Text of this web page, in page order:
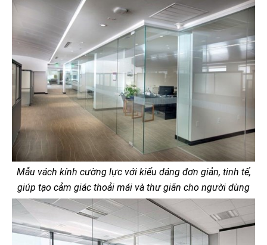
Mẫu vách kính cường lực với kiểu dáng đơn giản, tinh tế,
giúp tạo cảm giác thoải mái và thư giãn cho người dùng